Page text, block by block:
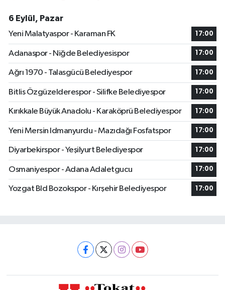
6 Eylül, Pazar
Yeni Malatyaspor - Karaman FK
17:00
Adanaspor - Niğde Belediyesispor 17:00
Ağrı 1970 - Talasgücü Belediyespor 17:00
Bitlis Özgüzelderespor - Silifke Belediyespor 17:00
Kırıkkale Büyük Anadolu - Karaköprü Belediyespor 17:00
Yeni Mersin Idmanyurdu - Mazıdağı Fosfatspor 17:00
Diyarbekirspor - Yeşilyurt Belediyespor 17:00
Osmaniyespor - Adana Adaletgucu 17:00
Yozgat Bld Bozokspor - Kırşehir Belediyespor 17:00